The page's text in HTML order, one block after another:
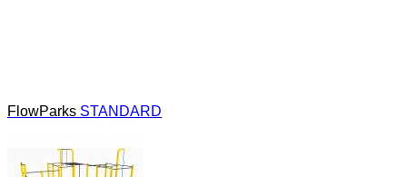
FlowParks STANDARD